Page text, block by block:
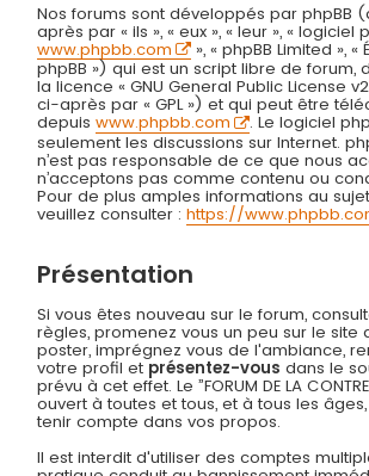
Nos forums sont développés par phpBB
après par « ils », « eux », « leur », « logiciel
www.phpbb.com
», « phpBB Limited », «
phpBB ») qui est un script libre de forum,
la licence « GNU General Public License
ci-après par « GPL ») et qui peut être
depuiswww.phpbb.com
. Le logiciel
seulement les discussions sur Internet.
n’est pas responsable de ce que nous
n’acceptons pas comme contenu ou
Pour de plus amples informations au
veuillez consulter :https://
Présentation
Si vous êtes nouveau sur le forum,
règles, promenez vous un peu sur le site
poster, imprégnez vous de l'ambiance,
votre profil et présentez-vous dans le
prévu à cet effet. Le ”FORUM DE LA
ouvert à toutes et tous, et à tous les
tenir compte dans vos propos.
Il est interdit d'utiliser des comptes